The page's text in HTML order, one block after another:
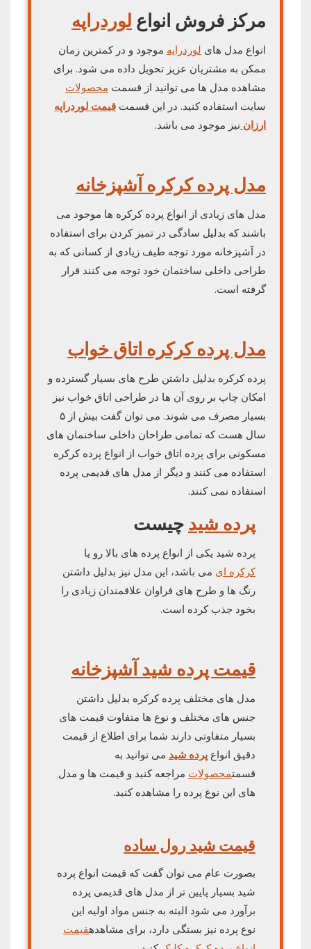
مرکز فروش انواع لوردراپه
انواع مدل های لوردراپه موجود و در کمترین زمان
ممکن به مشتریان عزیز تحویل داده می شود. برای
مشاهده مدل ها می توانید از قسمت محصولات
سایت استفاده کنید. در این قسمت قیمت لوردراپه
ارزان نیز موجود می باشد.
مدل پرده کرکره آشپزخانه
مدل های زیادی از انواع پرده کرکره ها موجود می
باشند که بدلیل سادگی در تمیز کردن برای استفاده
در آشپزخانه مورد توجه طیف زیادی از کسانی که به
طراحی داخلی ساختمان خود توجه می کنند قرار
گرفته است.
مدل پرده کرکره اتاق خواب
پرده کرکره بدلیل داشتن طرح های بسیار گسترده و
امکان چاپ بر روی آن ها در طراحی اتاق خواب نیز
بسیار مصرف می شوند. می توان گفت بیش از ۵
سال هست که تمامی طراحان داخلی ساخنمان های
مسکونی برای پرده اتاق خواب از انواع پرده کرکره
استفاده می کنند و دیگر از مدل های قدیمی پرده
استفاده نمی کنند.
پرده شیدچیست
پرده شید یکی از انواع پرده های بالا رو یا
کرکره ای می باشد، این مدل نیز بدلیل داشتن
رنگ ها و طرح های فراوان علاقمندان زیادی را
بخود جذب کرده است.
قیمت پرده شید آشپزخانه
مدل های مختلف پرده کرکره بدلیل داشتن
جنس های مختلف و نوع ها متفاوت قیمت های
بسیار متفاوتی دارند شما برای اطلاع از قیمت
دقیق انواع پرده شید می توانید به
قسمتمحصولات مراجعه کنید و قیمت ها و مدل
های این نوع پرده را مشاهده کنید.
قیمت شید رول ساده
بصورت عام می توان گفت که قیمت انواع پرده
شید بسیار پایین تر از مدل های قدیمی پرده
برآورد می شود البته به جنس مواد اولیه این
نوع پرده نیز بستگی دارد، برای مشاهدهقیمت